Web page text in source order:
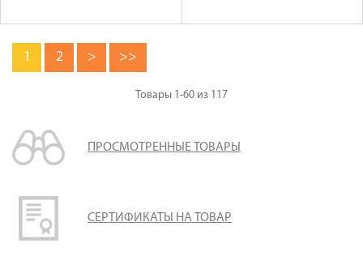
1 2 > >>
Товары 1-60 из 117
ПРОСМОТРЕННЫЕ ТОВАРЫ
СЕРТИФИКАТЫ НА ТОВАР